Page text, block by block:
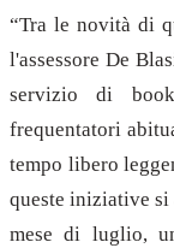
“Tra le novità di
l'assessore De
servizio di
frequentatori
tempo libero
queste iniziative si
mese di luglio,